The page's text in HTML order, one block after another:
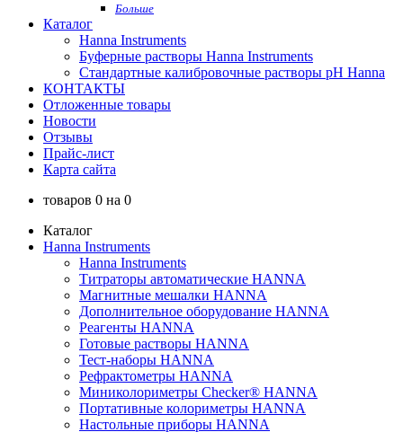
Больше
Каталог
Hanna Instruments
Буферные растворы Hanna Instruments
Стандартные калибровочные растворы pH Hanna
КОНТАКТЫ
Отложенные товары
Новости
Отзывы
Прайс-лист
Карта сайта
товаров 0 на 0
Каталог
Hanna Instruments
Hanna Instruments
Титраторы автоматические HANNA
Магнитные мешалки HANNA
Дополнительное оборудование HANNA
Реагенты HANNA
Готовые растворы HANNA
Тест-наборы HANNA
Рефрактометры HANNA
Миниколориметры Checker® HANNA
Портативные колориметры HANNA
Настольные приборы HANNA